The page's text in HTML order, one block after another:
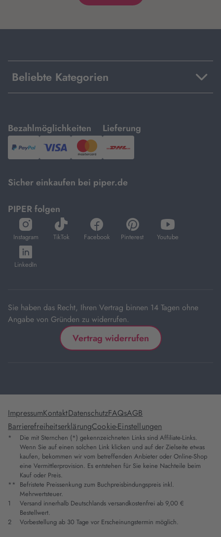
Beliebte Kategorien
Bezahlmöglichkeiten
mit
PayPal,Visa
und
Lieferung
mit
DHL.
Sicher einkaufen bei piper.de
PIPER folgen
Instagram
öffnet
in
neuem
Tab
TikTok
öffnet
in
Facebook
öffnet
in
Pinterest
öffnet
in
Youtube
öffnet
in
LinkedIn
öffnet
in
Sie haben das Recht, Ihren Vertrag binnen 14 Tagen ohne
Angabe von Gründen zu widerrufen.
Vertrag widerrufen
ImpressumKontaktDatenschutzFAQsAGB
BarrierefreiheitserklärungCookie-Einstellungen
*
Die mit Sternchen (*) gekennzeichneten Links sind Affiliate-Links.
Wenn Sie auf einen solchen Link klicken und auf der Zielseite etwas
kaufen, bekommen wir vom betreffenden Anbieter oder Online-Shop
eine Vermittlerprovision. Es entstehen für Sie keine Nachteile beim
Kauf oder Preis.
** Befristete Preissenkung zum Buchpreisbindungspreis inkl.
Mehrwertsteuer.
1
Versand innerhalb Deutschlands versandkostenfrei ab 9,00 €
Bestellwert.
2
Vorbestellung ab 30 Tage vor Erscheinungstermin möglich.